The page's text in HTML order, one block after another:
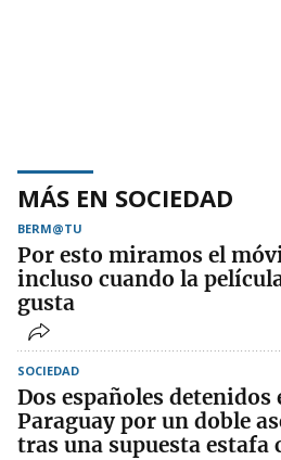
MÁS EN SOCIEDAD
BERM@TU
Por esto miramos el
incluso cuando la
gusta
SOCIEDAD
Dos españoles detenidos
Paraguay por un doble
tras una supuesta estafa